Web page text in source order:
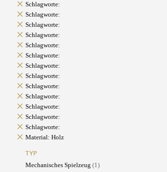
Schlagworte:
Schlagworte:
Schlagworte:
Schlagworte:
Schlagworte:
Schlagworte:
Schlagworte:
Schlagworte:
Schlagworte:
Schlagworte:
Schlagworte:
Schlagworte:
Schlagworte:
Material: Holz
TYP
Mechanisches Spielzeug (1)